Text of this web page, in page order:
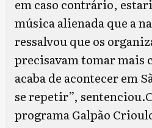
em caso contrário,
música alienada que a
ressalvou que os
precisavam tomar mais
acaba de acontecer em
se repetir”,
programa Galpão